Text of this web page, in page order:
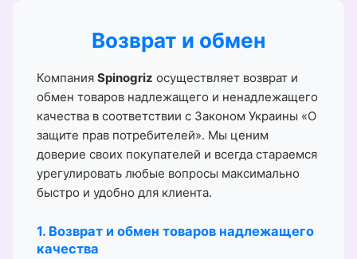
Возврат и обмен
Компания Spinogriz осуществляет возврат и
обмен товаров надлежащего и ненадлежащего
качества в соответствии с Законом Украины «О
защите прав потребителей». Мы ценим
доверие своих покупателей и всегда стараемся
урегулировать любые вопросы максимально
быстро и удобно для клиента.
1. Возврат и обмен товаров надлежащего
качества